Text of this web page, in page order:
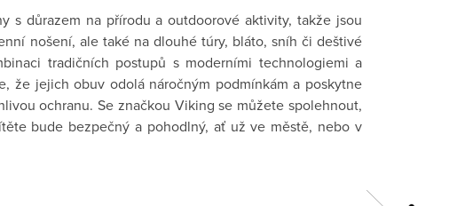
s důrazem na přírodu a outdoorové aktivity, takže jsou
nošení, ale také na dlouhé túry, bláto, sníh či deštivé
tradičních postupů s moderními technologiemi a
že jejich obuv odolá náročným podmínkám a poskytne
ochranu. Se značkou Viking se můžete spolehnout,
bude bezpečný a pohodlný, ať už ve městě, nebo v